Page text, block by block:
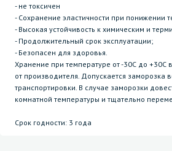
- не токсичен
- Сохранение эластичности при понижении
- Высокая устойчивость к химическим и
- Продолжительный срок эксплуатации;
- Безопасен для здоровья.
Хранение при температуре от -30С до +30С
от производителя. Допускается заморозка
транспортировки. В случае заморозки
комнатной температуры и тщательно
Срок годности: 3 года